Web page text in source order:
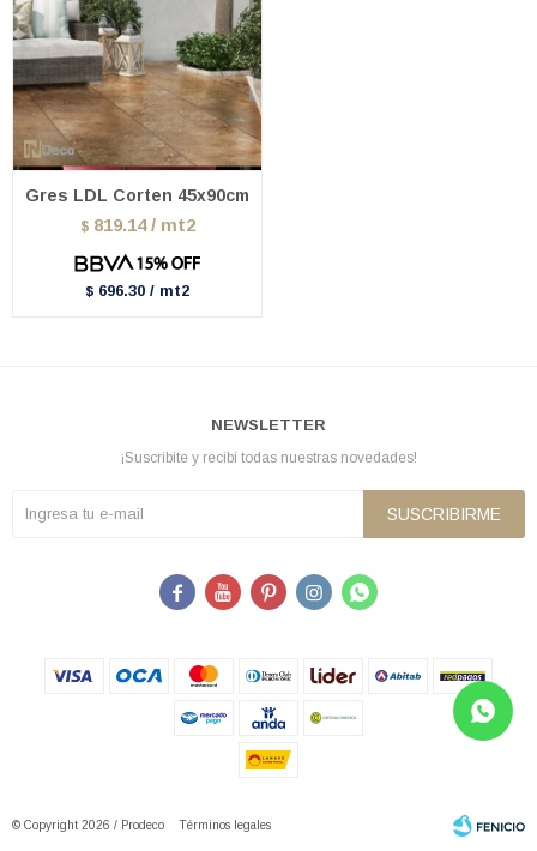
Gres LDL Corten 45x90cm
$ 819.14 / mt2
$ 696.30 / mt2
NEWSLETTER
¡Suscribite y recibí todas nuestras novedades!
SUSCRIBIRME
    
© Copyright 2026 / Prodeco Términos legales